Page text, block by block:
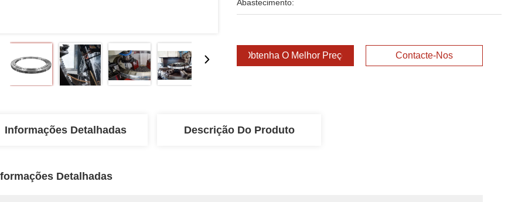
Abastecimento:
Obtenha O Melhor Preço Contacte-Nos
Informações Detalhadas Descrição Do Produto
Detalhadas